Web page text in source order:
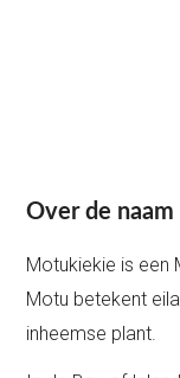
Over de naam
Motukiekie is een
Motu betekent
inheemse plant.